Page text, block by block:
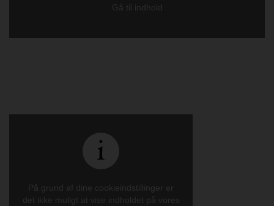
Gå til indhold
På grund af dine cookieindstillinger er
det ikke muligt at vise indholdet på vores